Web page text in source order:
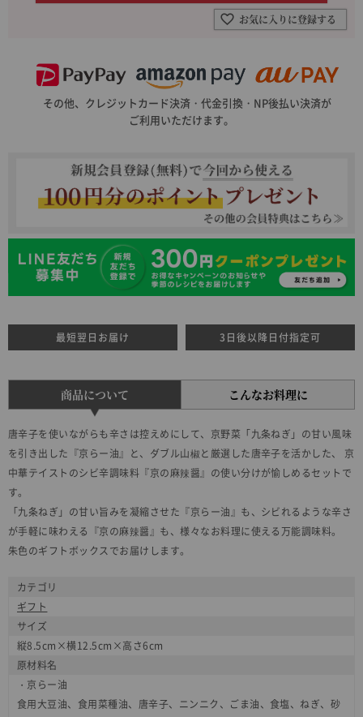
お気に入りに登録する
その他、クレジットカード決済・代金引換・NP後払い決済が
ご利用いただけます。
最短翌日お届け 3日後以降日付指定可
商品について こんなお料理に
唐辛子を使いながらも辛さは控えめにして、京野菜「九条ねぎ」の甘い風味
を引き出した『京らー油』と、ダブル山椒と厳選した唐辛子を活かした、 京
中華テイストのシビ辛調味料『京の麻辣醤』の使い分けが愉しめるセットで
す。
「九条ねぎ」の甘い旨みを凝縮させた『京らー油』も、シビれるような辛さ
が手軽に味わえる『京の麻辣醤』も、様々なお料理に使える万能調味料。
朱色のギフトボックスでお届けします。
カテゴリ
ギフト
サイズ
縦8.5cm×横12.5cm×高さ6cm
原材料名
・京らー油
食用大豆油、食用菜種油、唐辛子、ニンニク、ごま油、食塩、ねぎ、砂